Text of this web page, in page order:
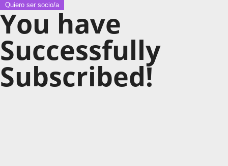
Quiero ser socio/a
You have
Successfully
Subscribed!